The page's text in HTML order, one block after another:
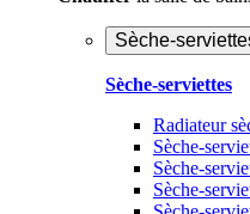
Sèche-
Sèche-serviettes
Radiateur
Sèche-
Sèche-
Sèche-